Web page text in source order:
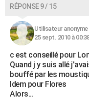
RÉPONSE 9 / 15
Utilisateur anonyme
25 sept. 2010 à
c est conseillé pour
Quand j y suis allé
bouffé par les
Idem pour Flores
Alors...